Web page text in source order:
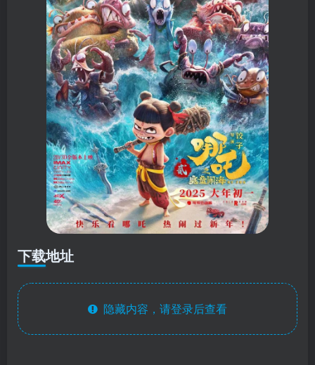
下载地址
隐藏内容，请登录后查看